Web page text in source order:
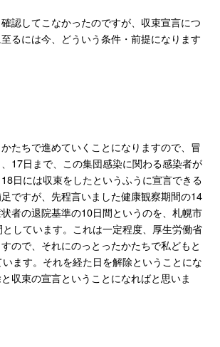
認してこなかったのですが、収束宣言につ
るには今、どういう条件・前提になります
たちで進めていくことになりますので、冒
17日まで、この集団感染に関わる感染者が
日には収束をしたというふうに宣言できる
ですが、先程言いました健康観察期間の14
者の退院基準の10日間というのを、札幌市
しています。これは一定程度、厚生労働省
ので、それにのっとったかたちで私どもと
ます。それを経た日を解除ということにな
収束の宣言ということになればと思いま